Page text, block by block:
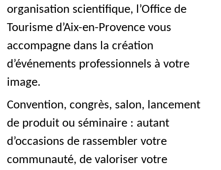
organisation scientifique, l’Office de
Tourisme d’Aix-en-Provence vous
accompagne dans la création
d’événements professionnels à votre
image.
Convention, congrès, salon, lancement
de produit ou séminaire : autant
d’occasions de rassembler votre
communauté, de valoriser votre